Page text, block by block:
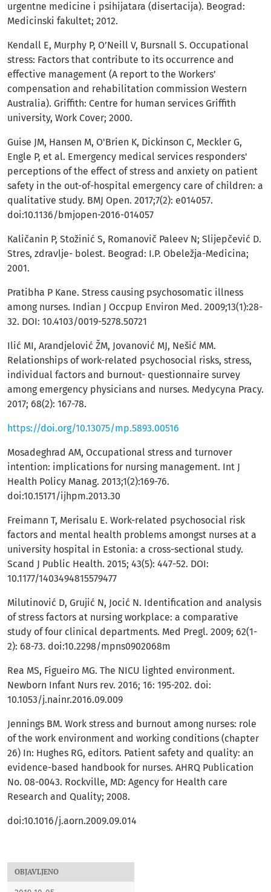
OBJAVLJENO
urgentne medicine i psihijatara (disertacija). Beograd:
Medicinski fakultet; 2012.
Кendall E, Murphy P, O’Neill V, Bursnall S. Occupational
stress: Factors that contribute to its occurrence and
effective management (A report to the Workers’
compensation and rehabilitation commission Western
Australia). Griffith: Centre for human services Griffith
university, Work Cover; 2000.
Guise JM, Hansen M, O'Brien K, Dickinson C, Meckler G,
Engle P, et al. Emergency medical services responders'
perceptions of the effect of stress and anxiety on patient
safety in the out-of-hospital emergency care of children: a
qualitative study. BMJ Open. 2017;7(2): e014057.
doi:10.1136/bmjopen-2016-014057
Каličanin P, Stožinić S, Romanovič Paleev N; Slijepčević D.
Stres, zdravlje- bolest. Beograd: I.P. Obeležja-Medicina;
2001.
Pratibha P Kane. Stress causing psychosomatic illness
among nurses. Indian J Occpup Environ Med. 2009;13(1):28-
32. DOI: 10.4103/0019-5278.50721
Ilić MI, Arandjelović ŽM, Jovanović MJ, Nešić MM.
Relationships of work-related psychosocial risks, stress,
individual factors and burnout- questionnaire survey
among emergency physicians and nurses. Medycyna Pracy.
2017; 68(2): 167-78.
https://doi.org/10.13075/mp.5893.00516
Mosadeghrad AM, Occupational stress and turnover
intention: implications for nursing management. Int J
Health Policy Manag. 2013;1(2):169-76.
doi:10.15171/ijhpm.2013.30
Freimann T, Merisalu E. Work-related psychosocial risk
factors and mental health problems amongst nurses at a
university hospital in Estonia: a cross-sectional study.
Scand J Public Health. 2015; 43(5): 447-52. DOI:
10.1177/1403494815579477
Milutinović D, Grujić N, Jocić N. Identification and analysis
of stress factors at nursing workplace: a comparative
study of four clinical departments. Med Pregl. 2009; 62(1-
2): 68-73. doi:10.2298/mpns0902068m
Rea MS, Figueiro MG. The NICU lighted environment.
Newborn Infant Nurs rev. 2016; 16: 195-202. doi:
10.1053/j.nainr.2016.09.009
Јennings BM. Work stress and burnout among nurses: role
of the work environment and working conditions (chapter
26) In: Hughes RG, editors. Patient safety and quality: an
evidence-based handbook for nurses. AHRQ Publication
No. 08-0043. Rockville, MD: Agency for Health care
Research and Quality; 2008.
doi:10.1016/j.aorn.2009.09.014